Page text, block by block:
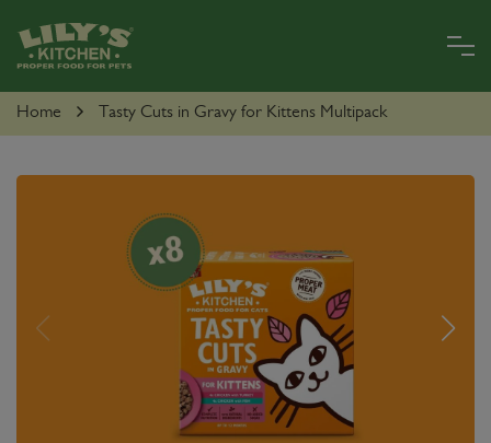
main
content
PARA
CÃO
GATO
Home Tasty Cuts in Gravy for Kittens Multipack